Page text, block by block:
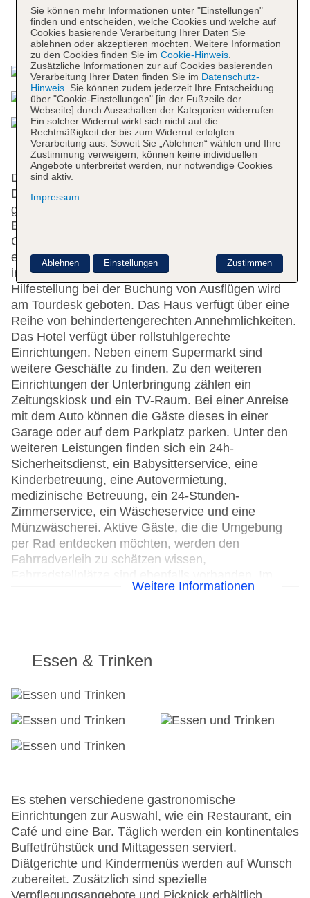
Das bietet Ihre Unterkunft
Das Hotel mit 2 Aufzügen verfügt über 193 Zimmer.
Das freundliche Personal an der Rezeption ist
gerne bei allen Fragen behilflich. Zu den
Einrichtungen der Unterbringung gehören eine
Garderobe, eine Gepäckaufbewahrung, ein Safe,
eine Wechselstube und ein Geldautomat. WLAN ist
in den öffentlichen Bereichen verfügbar.
Hilfestellung bei der Buchung von Ausflügen wird
am Tourdesk geboten. Das Haus verfügt über eine
Reihe von behindertengerechten Annehmlichkeiten.
Das Hotel verfügt über rollstuhlgerechte
Einrichtungen. Neben einem Supermarkt sind
weitere Geschäfte zu finden. Zu den weiteren
Einrichtungen der Unterbringung zählen ein
Zeitungskiosk und ein TV-Raum. Bei einer Anreise
mit dem Auto können die Gäste dieses in einer
Garage oder auf dem Parkplatz parken. Unter den
weiteren Leistungen finden sich ein 24h-
Sicherheitsdienst, ein Babysitterservice, eine
Kinderbetreuung, eine Autovermietung,
medizinische Betreuung, ein 24-Stunden-
Zimmerservice, ein Wäscheservice und eine
Münzwäscherei. Aktive Gäste, die die Umgebung
per Rad entdecken möchten, werden den
Fahrradverleih zu schätzen wissen,
Geschäftsbereich (Business-Center) sind Faxgerät
Parkplatz
Check-in von: 16:00:00
Konferenzraum
Garage
WLAN/WiFi im Hotel
Minimarkt
Anzahl der Konferenzräume: 1
Anzahl der Aufzüge: 2
Haustiere: gegen Gebühr
Zimmerservice
Sonnenterrasse
Gesamtanzahl der Stockwerke: 6
Weitere Informationen
Essen & Trinken
Es stehen verschiedene gastronomische
Einrichtungen zur Auswahl, wie ein Restaurant, ein
Café und eine Bar. Täglich werden ein kontinentales
Buffetfrühstück und Mittagessen serviert.
Diätgerichte und Kindermenüs werden auf Wunsch
zubereitet. Zusätzlich sind spezielle
Sie können mehr Informationen unter "Einstellungen"
finden und entscheiden, welche Cookies und welche auf
Cookies basierende Verarbeitung Ihrer Daten Sie
ablehnen oder akzeptieren möchten. Weitere Information
zu den Cookies finden Sie im Cookie-Hinweis.
Zusätzliche Informationen zur auf Cookies basierenden
Verarbeitung Ihrer Daten finden Sie im Datenschutz-
Hinweis. Sie können zudem jederzeit Ihre Entscheidung
über "Cookie-Einstellungen" [in der Fußzeile der
Webseite] durch Ausschalten der Kategorien widerrufen.
Ein solcher Widerruf wirkt sich nicht auf die
Rechtmäßigkeit der bis zum Widerruf erfolgten
Verarbeitung aus. Soweit Sie „Ablehnen“ wählen und Ihre
Zustimmung verweigern, können keine individuellen
Angebote unterbreitet werden, nur notwendige Cookies
sind aktiv.
Impressum
Zustimmen
Ablehnen Einstellungen